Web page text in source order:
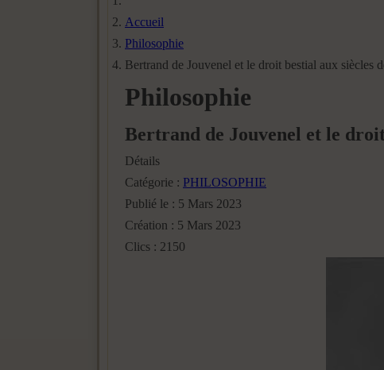
Accueil
Philosophie
Bertrand de Jouvenel et le droit bestial aux siècles
Philosophie
Bertrand de Jouvenel et le
Détails
Catégorie : PHILOSOPHIE
Publié le : 5 Mars 2023
Création : 5 Mars 2023
Clics : 2150